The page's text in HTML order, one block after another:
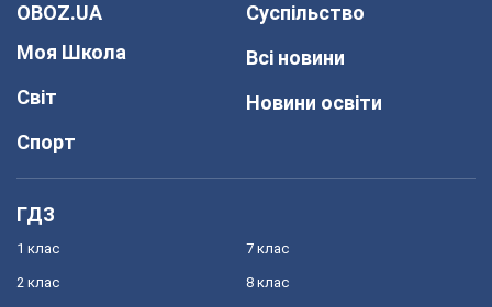
OBOZ.UA
Моя Школа
Світ
Спорт
Суспільство
Всі новини
Новини освіти
ГДЗ
1 клас
2 клас
7 клас
8 клас